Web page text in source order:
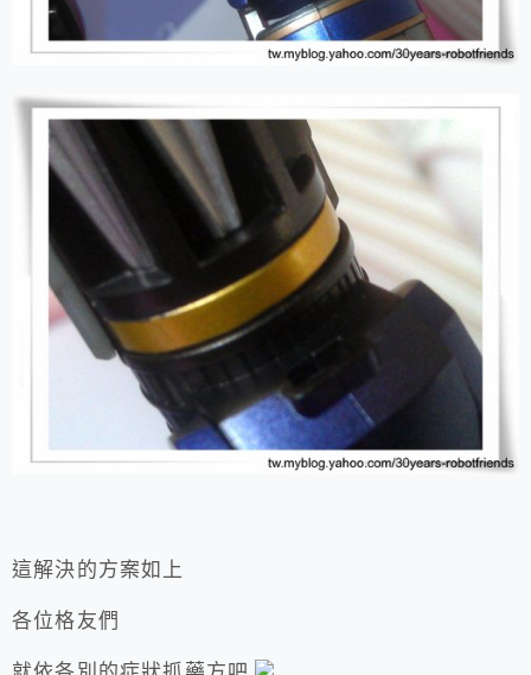
這解決的方案如上
各位格友們